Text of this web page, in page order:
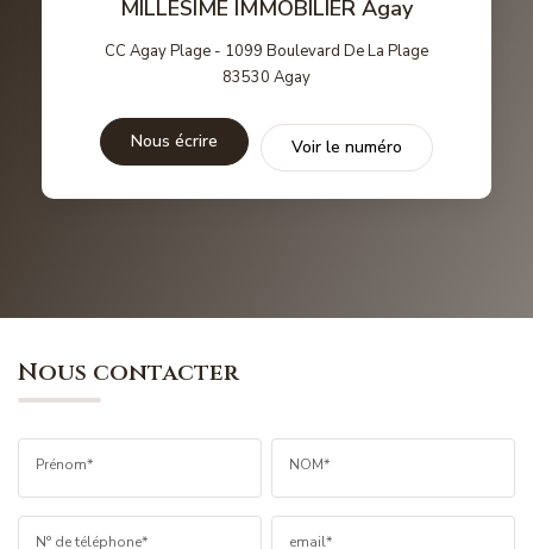
MILLÉSIME IMMOBILIER Agay
CC Agay Plage - 1099 Boulevard De La Plage
83530 Agay
Nous écrire Voir le numéro
Nous contacter
Prénom* NOM*
N° de téléphone* email*